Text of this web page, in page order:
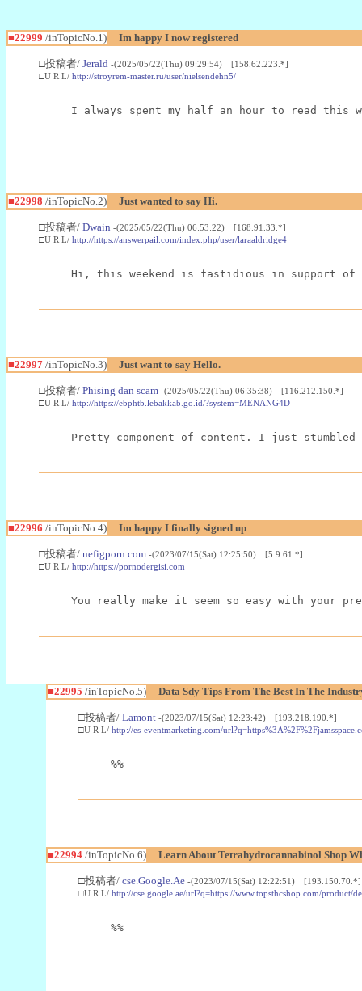
■22999 /inTopicNo.1) Im happy I now registered
□投稿者/ Jerald -(2025/05/22(Thu) 09:29:54) [158.62.223.*]
□U R L/ http://stroyrem-master.ru/user/nielsendehn5/
I always spent my half an hour to read
■22998 /inTopicNo.2) Just wanted to say Hi.
□投稿者/ Dwain -(2025/05/22(Thu) 06:53:22) [168.91.33.*]
□U R L/ http://https://answerpail.com/index.php/user/laraaldridge4
Hi, this weekend is fastidious in support of
■22997 /inTopicNo.3) Just want to say Hello.
□投稿者/ Phising dan scam -(2025/05/22(Thu) 06:35:38) [116.212.150.*]
□U R L/ http://https://ebphtb.lebakkab.go.id/?system=MENANG4D
Pretty component of content. I just
■22996 /inTopicNo.4) Im happy I finally signed up
□投稿者/ nefigporn.com -(2023/07/15(Sat) 12:25:50) [5.9.61.*]
□U R L/ http://https://pornodergisi.com
You really make it seem so easy with your
■22995 /inTopicNo.5) Data Sdy Tips From The Best In The
□投稿者/ Lamont -(2023/07/15(Sat) 12:23:42) [193.218.190.*]
□U R L/ http://es-eventmarketing.com/
%%
■22994/inTopicNo.6) Learn About Tetrahydrocannabinol Shop
□投稿者/ cse.Google.Ae -(2023/07/15(Sat) 12:22:51) [193.150.70.*]
□U R L/ http://cse.google.ae/url?q=https://www.topsthcshop.com/
%%